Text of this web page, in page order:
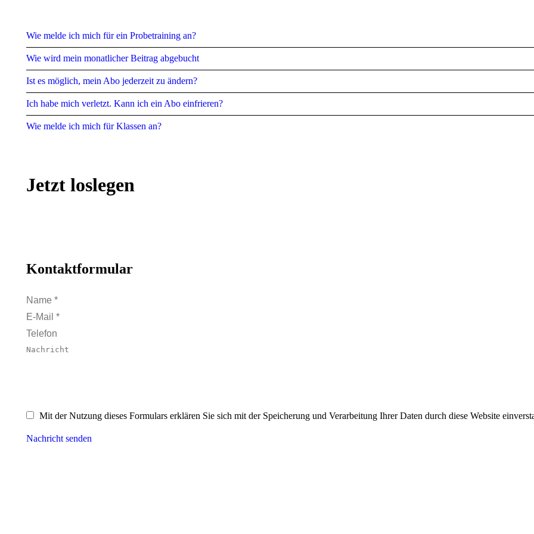
Wie melde ich mich für ein Probetraining an?
Wie wird mein monatlicher Beitrag abgebucht
Ist es möglich, mein Abo jederzeit zu ändern?
Ich habe mich verletzt. Kann ich ein Abo einfrieren?
Wie melde ich mich für Klassen an?
Jetzt loslegen
Kontaktformular
Name *
E-Mail *
Telefon
Nachricht
Mit der Nutzung dieses Formulars erklären Sie sich mit der Speicherung und Verarbeitung Ihrer Daten durch diese Website
Nachricht senden